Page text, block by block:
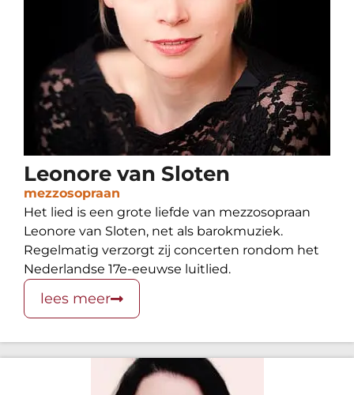
Leonore van Sloten
mezzosopraan
Het lied is een grote liefde van mezzosopraan
Leonore van Sloten, net als barokmuziek.
Regelmatig verzorgt zij concerten rondom het
Nederlandse 17e-eeuwse luitlied.
lees meer